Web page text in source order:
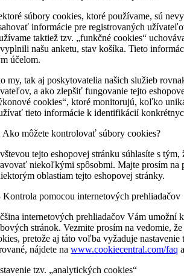
súbory cookies, ktoré používame, sú
informácie pre registrovaných
taktiež tzv. „funkčné cookies“
našu anketu, stav košíka. Tieto
účelom.
my, tak aj poskytovatelia našich služieb
a ako zlepšiť fungovanie tejto
cookies“, ktoré monitorujú, koľko
tieto informácie k identifikácií
Ako môžete kontrolovať súbory cookies?
tejto eshopovej stránku súhlasíte s
niekoľkými spôsobmi. Majte prosím na
oblastiam tejto eshopovej stránky.
Kontrola pomocou internetových prehliadačov
internetových prehliadačov Vám umožní
stránok. Vezmite prosím na vedomie,
pretože aj táto voľba vyžaduje
nájdete nawww.cookiecentral.com/faq
tzv. „analytických cookies“